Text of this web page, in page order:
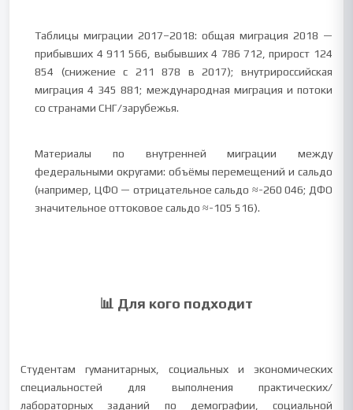
Таблицы миграции 2017–2018: общая миграция 2018 —
прибывших 4 911 566, выбывших 4 786 712, прирост 124
854 (снижение с 211 878 в 2017); внутрироссийская
миграция 4 345 881; международная миграция и потоки
со странами СНГ/зарубежья.
Материалы по внутренней миграции между
федеральными округами: объёмы перемещений и сальдо
(например, ЦФО — отрицательное сальдо ≈-260 046; ДФО
значительное оттоковое сальдо ≈-105 516).
📊 Для кого подходит
Студентам гуманитарных, социальных и экономических
специальностей для выполнения практических/
лабораторных заданий по демографии, социальной